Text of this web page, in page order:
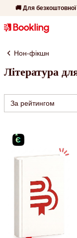
🚚 Для
Нон-фікшн
Література
За рейтингом